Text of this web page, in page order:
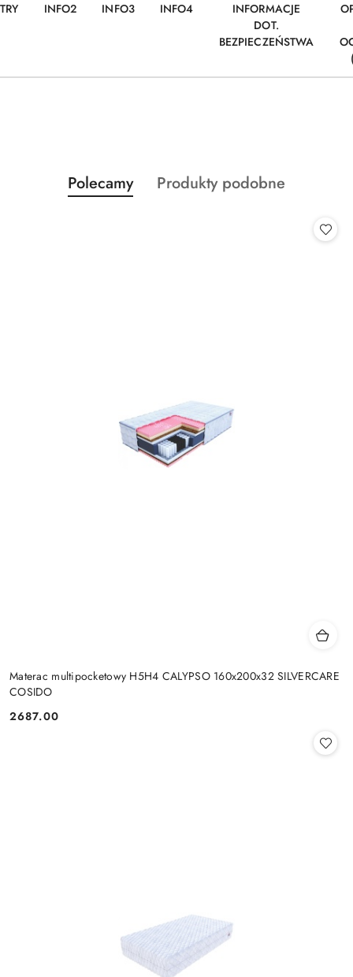
INFO2 INFO3 INFO4
INFORMACJE
DOT.
BEZPIECZEŃSTWA
Pomiń karuzelę produktów
Produkty
o
Polecamy
Produkty
Produkty podobne
Materac multipocketowy H5H4 CALYPSO 160x200x32 SILVERCARE
COSIDO
Cena:
2687.00